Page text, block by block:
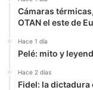
Cámaras
OTAN el este de
Hace 1 día
Pelé: mito y
Hace 2 días
Fidel: la